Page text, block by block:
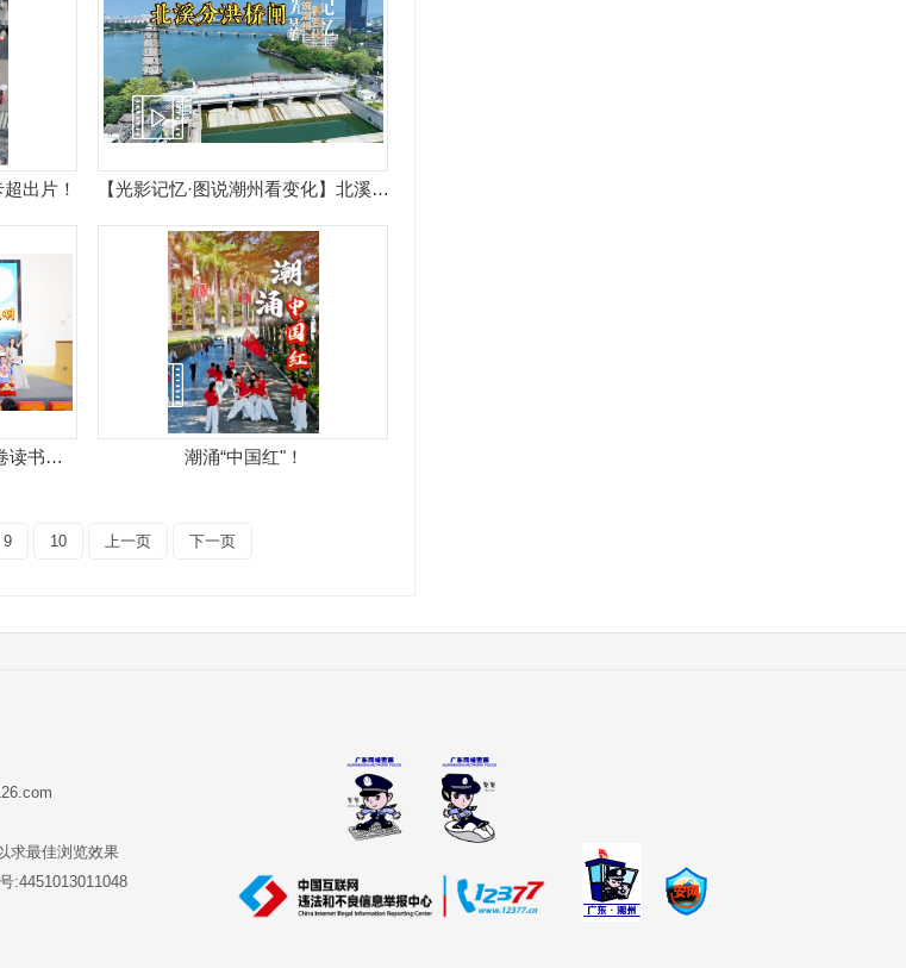
出片！ 【光影记忆·图说潮州看变化】北溪分洪桥闸重建工程于2022年10月正式开工，主体工程于2024年4月底全面完工，主要承担灌溉、发电、泄洪及两岸交通沟通功能。工程概算总投资1.58亿元，最大分洪流量1300m³/s。桥闸配套交通桥、机动车道、人行道，新建风雨廊桥贯通两岸碧道。
10月2日， “一轮家国月 满卷读书香”——庆国庆迎中秋暨“21天阅读挑战书”活动表彰会在市图书馆成功举办。 潮涌“中国红"！
上一页
9 10 下一页
求最佳浏览效果
:4451013011048